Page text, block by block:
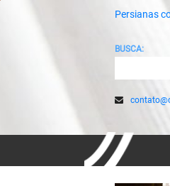
Persianas
BUSCA: